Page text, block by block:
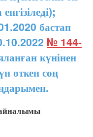
бастап
№ 144-
күнінен
өткен соң
айналымы